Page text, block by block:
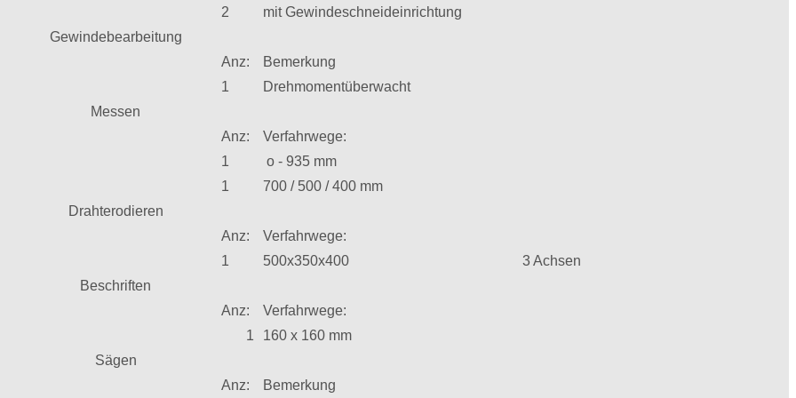
2
mit Gewindeschneideinrichtung
Gewindebearbeitung
Anz:
Bemerkung
1
Drehmomentüberwacht
Messen
Anz:
Verfahrwege:
1
o - 935 mm
1
700 / 500 / 400 mm
Drahterodieren
Anz:
Verfahrwege:
1
500x350x400
3 Achsen
Beschriften
Anz:
Verfahrwege:
1
160 x 160 mm
Sägen
Anz:
Bemerkung